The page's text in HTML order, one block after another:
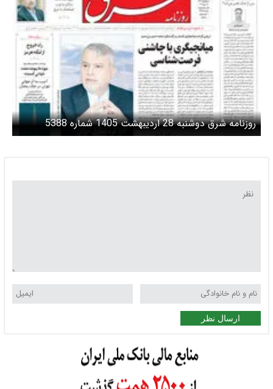
روزنامه شرق دوشنبه 28 اردیبهشت 1405 شماره 5388
ارسال نظر